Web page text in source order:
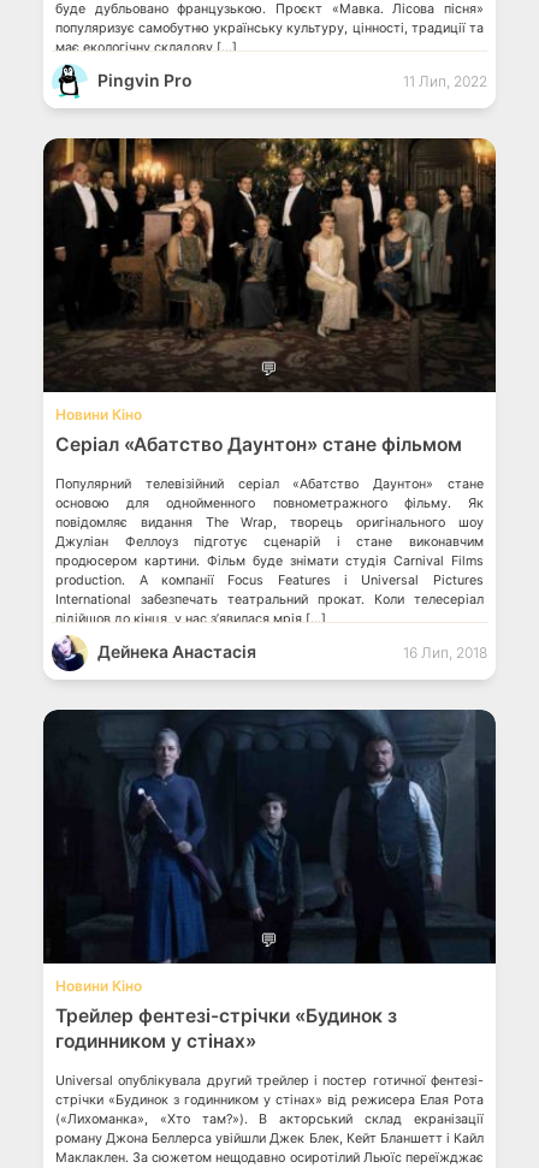
буде дубльовано французькою. Проєкт «Мавка. Лісова пісня»
популяризує самобутню українську культуру, цінності, традиції та
має екологічну складову […]
Pingvin Pro 11 Лип, 2022
💬
Новини Кіно
Серіал «Абатство Даунтон» стане фільмом
Популярний телевізійний серіал «Абатство Даунтон» стане
основою для однойменного повнометражного фільму. Як
повідомляє видання The Wrap, творець оригінального шоу
Джуліан Феллоуз підготує сценарій і стане виконавчим
продюсером картини. Фільм буде знімати студія Carnival Films
production. А компанії Focus Features і Universal Pictures
International забезпечать театральний прокат. Коли телесеріал
підійшов до кінця, у нас з’явилася мрія […]
Дейнека Анастасiя 16 Лип, 2018
💬
Новини Кіно
Трейлер фентезі-стрічки «Будинок з
годинником у стінах»
Universal опублікувала другий трейлер і постер готичної фентезі-
стрічки «Будинок з годинником у стінах» від режисера Елая Рота
(«Лихоманка», «Хто там?»). В акторський склад екранізації
роману Джона Беллерса увійшли Джек Блек, Кейт Бланшетт і Кайл
Маклаклен. За сюжетом нещодавно осиротілий Льюїс переїжджає